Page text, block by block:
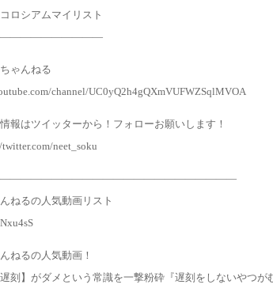
ロシアムマイリスト
ゃんねる
channel/UC0yQ2h4gQXmVUFWZSqlMVOA
報はツイッターから！フォローお願いします！
neet_soku
ねるの人気動画リスト
ねるの人気動画！
刻】がダメという常識を一撃粉砕『遅刻をしないやつが